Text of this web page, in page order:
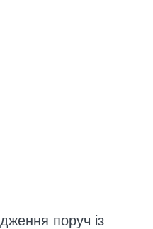
поруч із